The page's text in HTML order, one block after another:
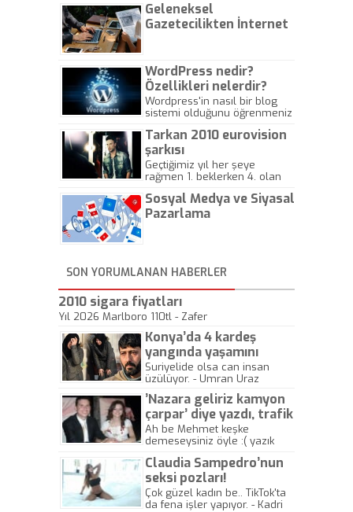
Geleneksel
Gazetecilikten İnternet
WordPress nedir?
Özellikleri nelerdir?
Wordpress'in nasıl bir blog
sistemi olduğunu öğrenmeniz
Tarkan 2010 eurovision
şarkısı
Geçtiğimiz yıl her şeye
rağmen 1. beklerken 4. olan
gösterisinin bu yarışmada
önemli olmadığını anlamıştır.
Sosyal Medya ve Siyasal
Pazarlama
SON YORUMLANAN HABERLER
2010 sigara fiyatları
Yıl 2026 Marlboro 110tl - Zafer
Konya’da 4 kardeş
yangında yaşamını
yitirdi
Suriyelide olsa can insan
üzülüyor. - Umran Uraz
’Nazara geliriz kamyon
çarpar’ diye yazdı, trafik
kazasında öldü!
Ah be Mehmet keşke
demeseysiniz öyle :( yazık
Claudia Sampedro’nun
seksi pozları!
Çok güzel kadın be.. TikTok'ta
da fena işler yapıyor. - Kadri